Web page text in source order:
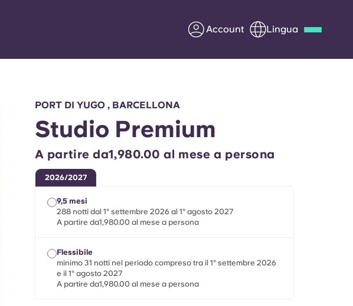
Account Lingua
Chi siamo
Domande frequenti
genitori
PORT DI YUGO , BARCELLONA
Studio Premium
A partire da1,980.00 al mese a persona
2026/2027
9,5 mesi
288 notti dal 1° settembre 2026 al 1° agosto 2027
A partire da1,980.00 al mese a persona
Flessibile
minimo 31 notti nel periodo compreso tra il 1° settembre 2026
e il 1° agosto 2027
A partire da1,980.00 al mese a persona